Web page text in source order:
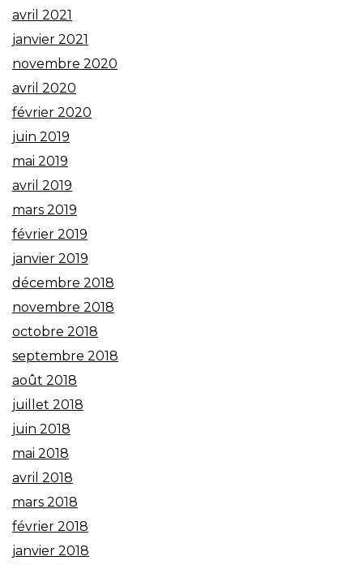
avril 2021
janvier 2021
novembre 2020
avril 2020
février 2020
juin 2019
mai 2019
avril 2019
mars 2019
février 2019
janvier 2019
décembre 2018
novembre 2018
octobre 2018
septembre 2018
août 2018
juillet 2018
juin 2018
mai 2018
avril 2018
mars 2018
février 2018
janvier 2018